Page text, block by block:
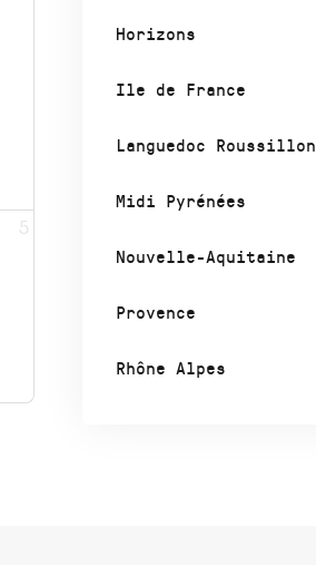
Horizons
Ile de France
Languedoc Roussillon
Midi Pyrénées
Nouvelle-Aquitaine
Provence
Rhône Alpes
5